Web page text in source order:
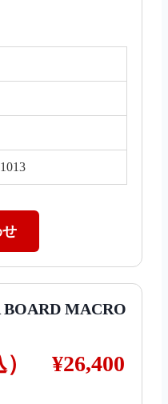
MACRO
¥26,400